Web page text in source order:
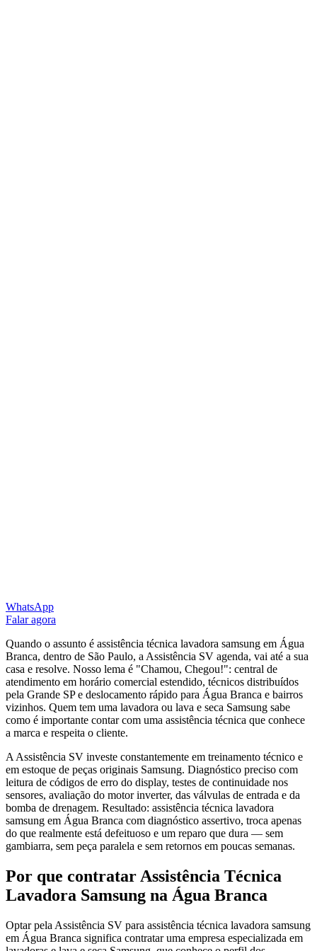
WhatsApp
Falar agora
Quando o assunto é assistência técnica lavadora samsung em Água
Branca, dentro de São Paulo, a Assistência SV agenda, vai até a sua
casa e resolve. Nosso lema é "Chamou, Chegou!": central de
atendimento em horário comercial estendido, técnicos distribuídos
pela Grande SP e deslocamento rápido para Água Branca e bairros
vizinhos. Quem tem uma lavadora ou lava e seca Samsung sabe
como é importante contar com uma assistência técnica que conhece
a marca e respeita o cliente.
A Assistência SV investe constantemente em treinamento técnico e
em estoque de peças originais Samsung. Diagnóstico preciso com
leitura de códigos de erro do display, testes de continuidade nos
sensores, avaliação do motor inverter, das válvulas de entrada e da
bomba de drenagem. Resultado: assistência técnica lavadora
samsung em Água Branca com diagnóstico assertivo, troca apenas
do que realmente está defeituoso e um reparo que dura — sem
gambiarra, sem peça paralela e sem retornos em poucas semanas.
Por que contratar Assistência Técnica
Lavadora Samsung na Água Branca
Optar pela Assistência SV para assistência técnica lavadora samsung
em Água Branca significa contratar uma empresa especializada em